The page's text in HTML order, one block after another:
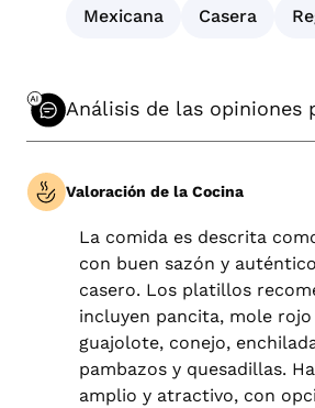
Mexicana Casera
Análisis de las opiniones
Valoración de la Cocina
La comida es descrita
con buen sazón y
casero. Los platillos
incluyen pancita, mole rojo
guajolote, conejo,
pambazos y quesadillas.
amplio y atractivo, con